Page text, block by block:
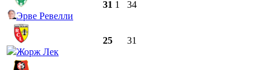
Эрве Ревелли
31 1 34
Жорж Лек
25 31